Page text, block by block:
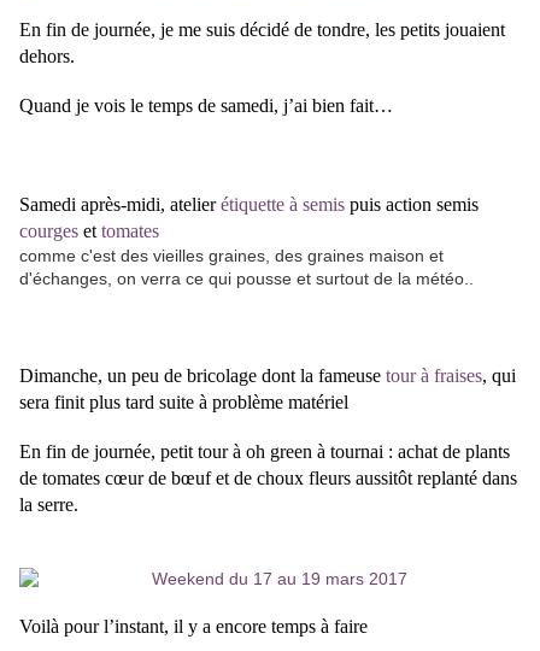
En fin de journée, je me suis décidé de tondre, les petits jouaient
dehors.
Quand je vois le temps de samedi, j’ai bien fait…
Samedi après-midi, atelierétiquette à semis puis action semis
courges et tomates
comme c'est des vieilles graines, des graines maison et
d'échanges, on verra ce qui pousse et surtout de la météo..
Dimanche, un peu de bricolage dont la fameuse tour à fraises, qui
sera finit plus tard suite à problème matériel
En fin de journée, petit tour à oh green à tournai : achat de plants
de tomates cœur de bœuf et de choux fleurs aussitôt replanté dans
la serre.
Voilà pour l’instant, il y a encore temps à faire